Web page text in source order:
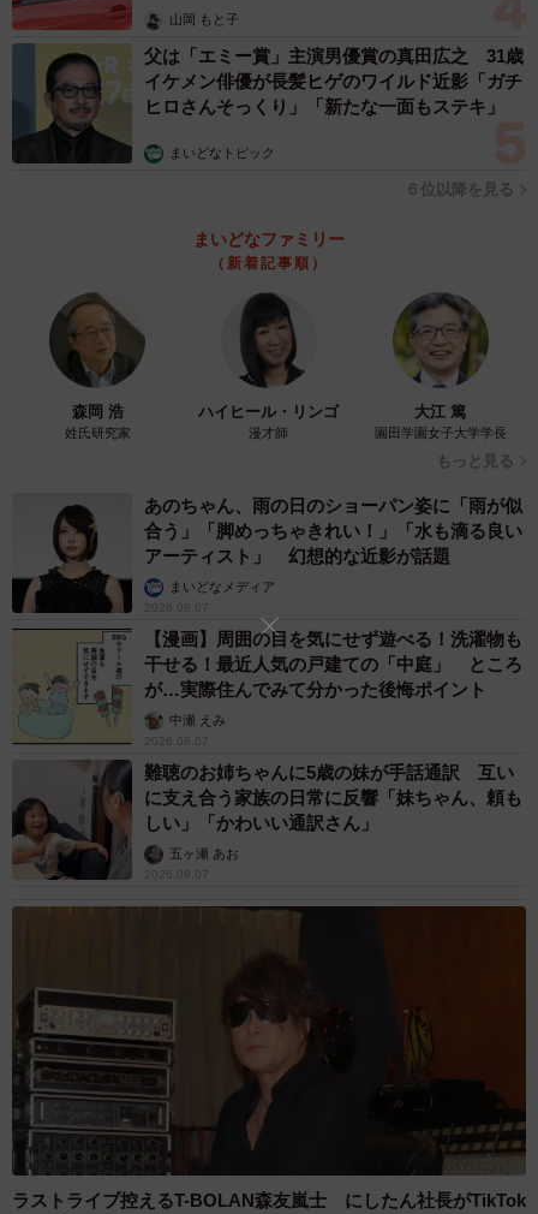
山岡 もと子
父は「エミー賞」主演男優賞の真田広之 31歳
イケメン俳優が長髪ヒゲのワイルド近影「ガチ
ヒロさんそっくり」「新たな一面もステキ」
まいどなトピック
６位以降を見る
まいどなファミリー
（新着記事順）
森岡 浩
姓氏研究家
ハイヒール・リンゴ
漫才師
大江 篤
園田学園女子大学学長
もっと見る
あのちゃん、雨の日のショーパン姿に「雨が似
合う」「脚めっちゃきれい！」「水も滴る良い
アーティスト」 幻想的な近影が話題
まいどなメディア
2026.08.07
【漫画】周囲の目を気にせず遊べる！洗濯物も
干せる！最近人気の戸建ての「中庭」 ところ
が…実際住んでみて分かった後悔ポイント
中瀬 えみ
2026.08.07
難聴のお姉ちゃんに5歳の妹が手話通訳 互い
に支え合う家族の日常に反響「妹ちゃん、頼も
しい」「かわいい通訳さん」
五ヶ瀬 あお
2026.08.07
ラストライブ控えるT-BOLAN森友嵐士 にしたん社長がTikTok